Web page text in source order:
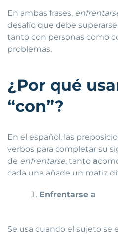
En ambas frases,
desafío que debe
tanto con personas como
problemas.
¿Por qué
“con”?
En el español, las
verbos para completar su
de enfrentarse, tanto a
cada una añade un matiz
Enfrentarse a
Se usa cuando el sujeto se